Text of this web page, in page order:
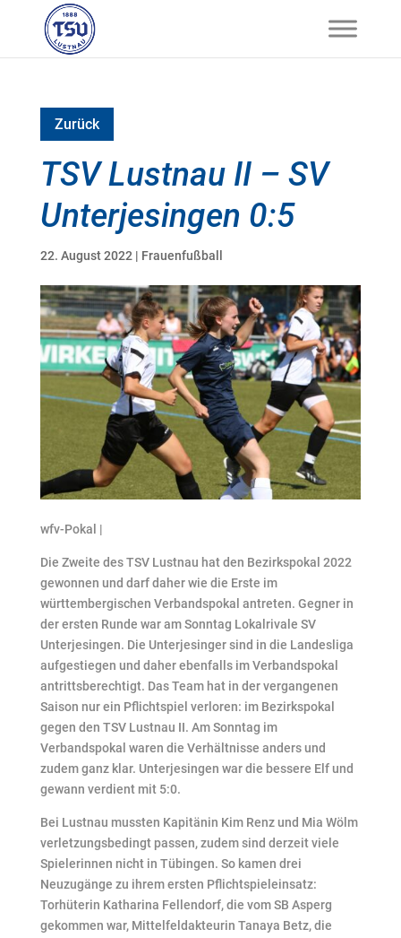
Zurück
TSV Lustnau II – SV
Unterjesingen 0:5
22. August 2022 | Frauenfußball
wfv-Pokal |
Die Zweite des TSV Lustnau hat den Bezirkspokal 2022
gewonnen und darf daher wie die Erste im
württembergischen Verbandspokal antreten. Gegner in
der ersten Runde war am Sonntag Lokalrivale SV
Unterjesingen. Die Unterjesinger sind in die Landesliga
aufgestiegen und daher ebenfalls im Verbandspokal
antrittsberechtigt. Das Team hat in der vergangenen
Saison nur ein Pflichtspiel verloren: im Bezirkspokal
gegen den TSV Lustnau II. Am Sonntag im
Verbandspokal waren die Verhältnisse anders und
zudem ganz klar. Unterjesingen war die bessere Elf und
gewann verdient mit 5:0.
Bei Lustnau mussten Kapitänin Kim Renz und Mia Wölm
verletzungsbedingt passen, zudem sind derzeit viele
Spielerinnen nicht in Tübingen. So kamen drei
Neuzugänge zu ihrem ersten Pflichtspieleinsatz:
Torhüterin Katharina Fellendorf, die vom SB Asperg
gekommen war, Mittelfeldakteurin Tanaya Betz, die